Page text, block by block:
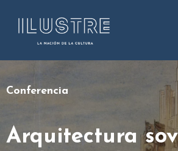
Conferencia
Arquitectura